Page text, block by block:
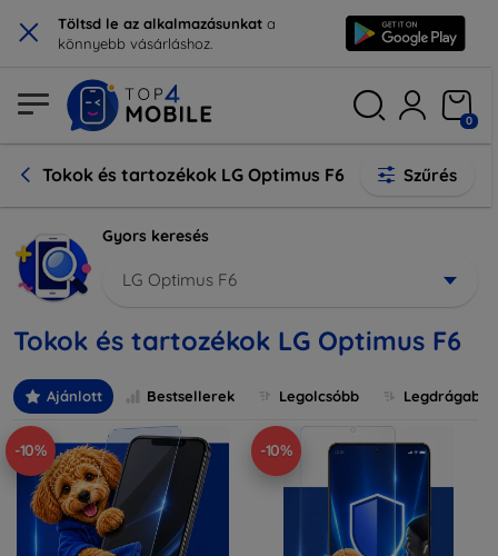
× Töltsd le az alkalmazásunkat a
könnyebb vásárláshoz.
0
Tokok és tartozékok LG Optimus F6 Szűrés
Gyors keresés
LG Optimus F6
Tokok és tartozékok LG Optimus F6
Ajánlott Bestsellerek Legolcsóbb Legdrágabb
-10% -10%